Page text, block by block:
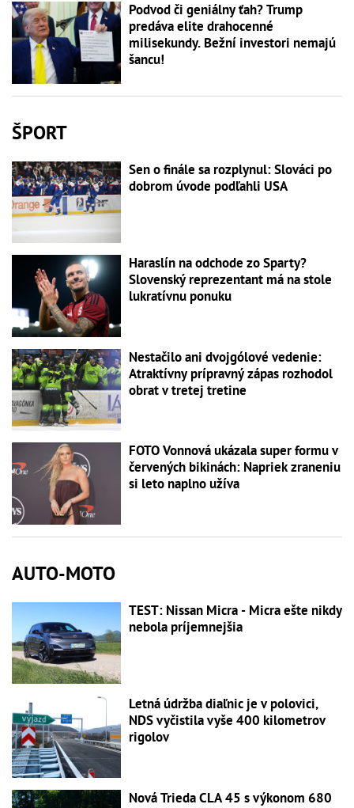
Podvod či geniálny ťah? Trump
predáva elite drahocenné
milisekundy. Bežní investori nemajú
šancu!
ŠPORT
Sen o finále sa rozplynul: Slováci po
dobrom úvode podľahli USA
Haraslín na odchode zo Sparty?
Slovenský reprezentant má na stole
lukratívnu ponuku
Nestačilo ani dvojgólové vedenie:
Atraktívny prípravný zápas rozhodol
obrat v tretej tretine
FOTO Vonnová ukázala super formu v
červených bikinách: Napriek zraneniu
si leto naplno užíva
AUTO-MOTO
TEST: Nissan Micra - Micra ešte nikdy
nebola príjemnejšia
Letná údržba diaľnic je v polovici,
NDS vyčistila vyše 400 kilometrov
rigolov
Nová Trieda CLA 45 s výkonom 680